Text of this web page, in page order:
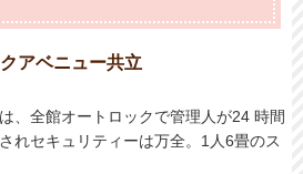
アベニュー共立
、全館オートロックで管理人が24 時間
れセキュリティーは万全。1人6畳のス